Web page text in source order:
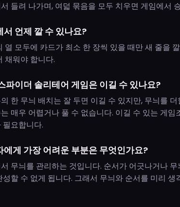
들려 나가며, 여덟 묶음을 모두 치우면 게임에서
서 언제 깔 수 있나요?
열 모두에 카드가 최소 한 장씩 있을 때만 새 줄을
채워야 합니다.
파이더 솔리테어 게임은 이길 수 있나요?
한 무늬 배치는 잘 두면 이길 수 있지만, 무늬를
매우 어렵거나 풀 수 없습니다. 이길 수 있는 게
필요합니다.
에게 가장 어려운 부분은 무엇인가요?
무늬를 관리하는 것입니다. 순서가 어긋나거나
성할 수 없게 됩니다. 그래서 무늬와 순서를 미리